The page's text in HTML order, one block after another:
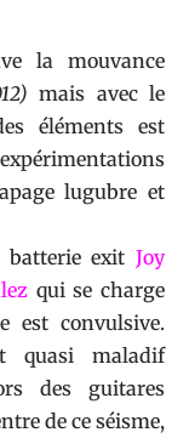
la mouvance
mais avec le
éléments est
lugubre et
batterie exit Joy
qui se charge
est convulsive.
quasi maladif
des guitares
de ce séisme,